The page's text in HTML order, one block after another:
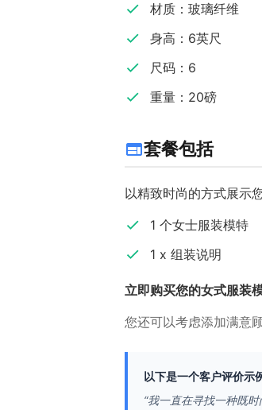
材质：玻璃纤维
身高：6英尺
尺码：6
重量：20磅
套餐包括
以精致时尚的方式展示
1 个女士服装模特
1 x 组装说明
立即购买您的女式服装
您还可以考虑添加满意
以下是一个客户评价示
“我一直在寻找一种既